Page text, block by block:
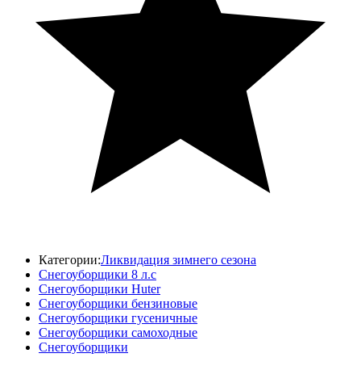
Категории:Ликвидация зимнего сезона
Снегоуборщики 8 л.с
Снегоуборщики Huter
Снегоуборщики бензиновые
Снегоуборщики гусеничные
Снегоуборщики самоходные
Снегоуборщики